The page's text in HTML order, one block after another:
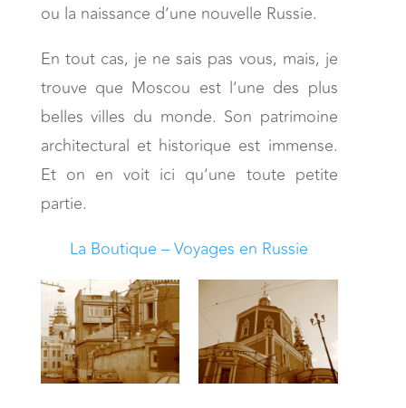
ou la naissance d’une nouvelle Russie.
En tout cas, je ne sais pas vous, mais, je
trouve que Moscou est l’une des plus
belles villes du monde. Son patrimoine
architectural et historique est immense.
Et on en voit ici qu’une toute petite
partie.
La Boutique – Voyages en Russie